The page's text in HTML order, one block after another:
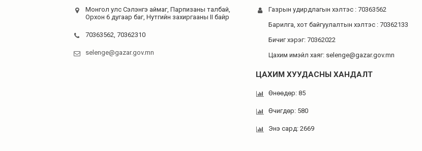
Монгол улс Сэлэнгэ аймаг, Парпизаны талбай,
Орхон 6 дугаар баг, Нутгийн захиргааны II байр
70363562, 70362310
selenge@gazar.gov.mn
Газрын удирдлагын хэлтэс : 70363562
Барилга, хот байгуулалтын хэлтэс : 70362133
Бичиг хэрэг: 70362022
Цахим имэйл хаяг: selenge@gazar.gov.mn
ЦАХИМ ХУУДАСНЫ ХАНДАЛТ
Өнөөдөр: 85
Өчигдөр: 580
Энэ сард: 2669